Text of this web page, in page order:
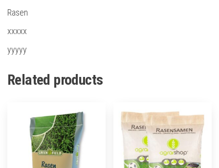
Rasen
xxxxx
yyyyy
Related products